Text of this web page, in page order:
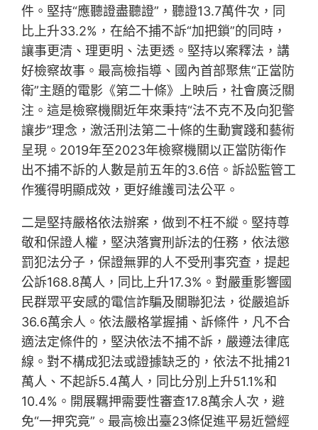
件。堅持“應聽證盡聽證”，聽證13.7萬件次，同
比上升33.2%，在給不捕不訴“加把鎖”的同時，
讓事更清、理更明、法更透。堅持以案釋法，講
好檢察故事。最高檢指導、國內首部聚焦“正當防
衛”主題的電影《第二十條》上映后，社會廣泛關
注。這是檢察機關近年來秉持“法不克不及向犯警
讓步”理念，激活刑法第二十條的生動實踐和藝術
呈現。2019年至2023年檢察機關以正當防衛作
出不捕不訴的人數是前五年的3.6倍。訴訟監管工
作獲得明顯成效，更好維護司法公平。
二是堅持嚴格依法辦案，做到不枉不縱。堅持尊
敬和保證人權，堅決落實刑訴法的任務，依法懲
罰犯法分子，保證無罪的人不受刑事究查，提起
公訴168.8萬人，同比上升17.3%。對嚴重影響國
民群眾平安感的電信詐騙及關聯犯法，從嚴追訴
36.6萬余人。依法嚴格掌握捕、訴條件，凡不合
適法定條件的，堅決依法不捕不訴，嚴遵法律底
線。對不構成犯法或證據缺乏的，依法不批捕21
萬人、不起訴5.4萬人，同比分別上升51.1%和
10.4%。開展羈押需要性審查17.8萬余人次，避
免“一押究竟”。最高檢出臺23條促進平易近營經